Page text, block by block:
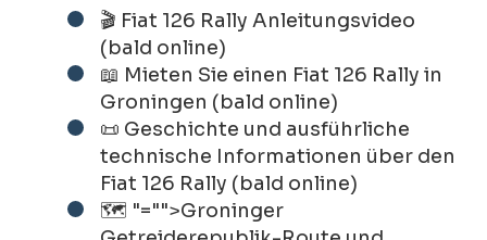
🎬 Fiat 126 Rally Anleitungsvideo
(bald online)
📖 Mieten Sie einen Fiat 126 Rally in
Groningen (bald online)
📜 Geschichte und ausführliche
technische Informationen über den
Fiat 126 Rally (bald online)
🗺️ "="">Groninger